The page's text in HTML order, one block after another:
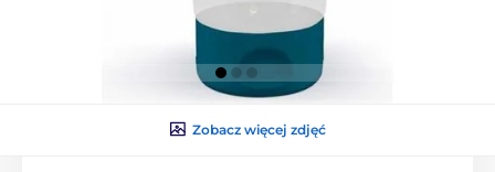
Zobacz więcej zdjęć